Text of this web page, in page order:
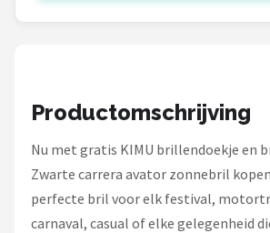
Productomschrijving
Nu met gratis KIMU brillendoekje en
Zwarte carrera avator zonnebril
perfecte bril voor elk festival,
carnaval, casual of elke gelegenheid